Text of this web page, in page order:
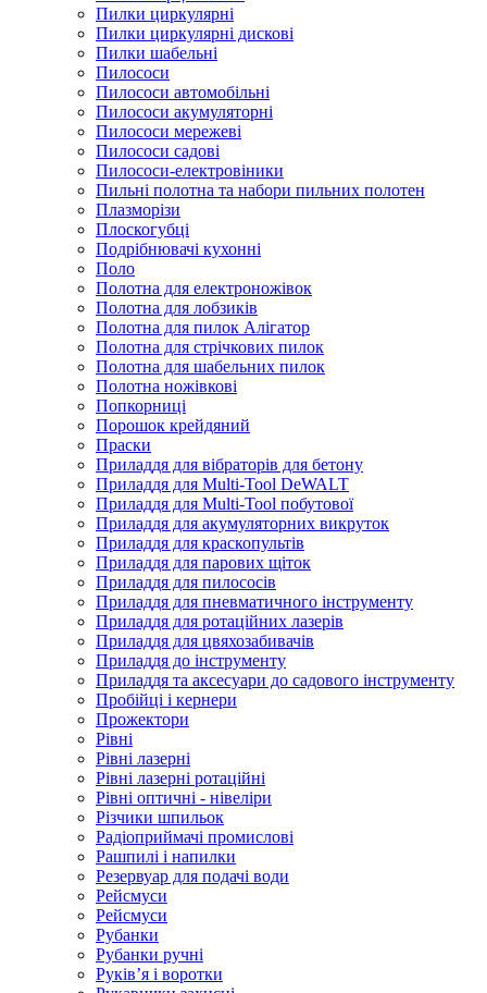
Пилки циркулярні
Пилки циркулярні дискові
Пилки шабельні
Пилососи
Пилососи автомобільні
Пилососи акумуляторні
Пилососи мережеві
Пилососи садові
Пилососи-електровіники
Пильні полотна та набори пильних полотен
Плазморізи
Плоскогубці
Подрібнювачі кухонні
Поло
Полотна для електроножівок
Полотна для лобзиків
Полотна для пилок Алігатор
Полотна для стрічкових пилок
Полотна для шабельних пилок
Полотна ножівкові
Попкорниці
Порошок крейдяний
Праски
Приладдя для вібраторів для бетону
Приладдя для Multi-Tool DeWALT
Приладдя для Multi-Tool побутової
Приладдя для акумуляторних викруток
Приладдя для краскопультів
Приладдя для парових щіток
Приладдя для пилососів
Приладдя для пневматичного інструменту
Приладдя для ротаційних лазерів
Приладдя для цвяхозабивачів
Приладдя до інструменту
Приладдя та аксесуари до садового інструменту
Пробійці і кернери
Прожектори
Рівні
Рівні лазерні
Рівні лазерні ротаційні
Рівні оптичні - нівеліри
Різчики шпильок
Радіоприймачі промислові
Рашпилі і напилки
Резервуар для подачі води
Рейсмуси
Рейсмуси
Рубанки
Рубанки ручні
Руківʼя і воротки